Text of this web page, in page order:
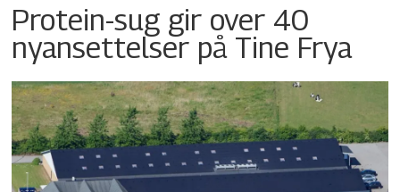
Protein-sug gir over 40
nyansettelser på Tine Frya